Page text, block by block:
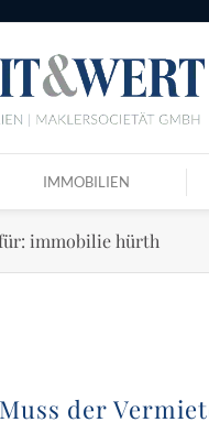
IMMOBILIEN
immobilie hürth
Muss der